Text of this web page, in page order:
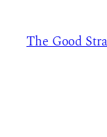
tartalomhoz
The Good